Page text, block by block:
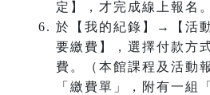
定】，才完成線上報名。
於【我的紀錄】→【活
要繳費】，選擇付款方
費。（本館課程及活動
「繳費單」，附有一組